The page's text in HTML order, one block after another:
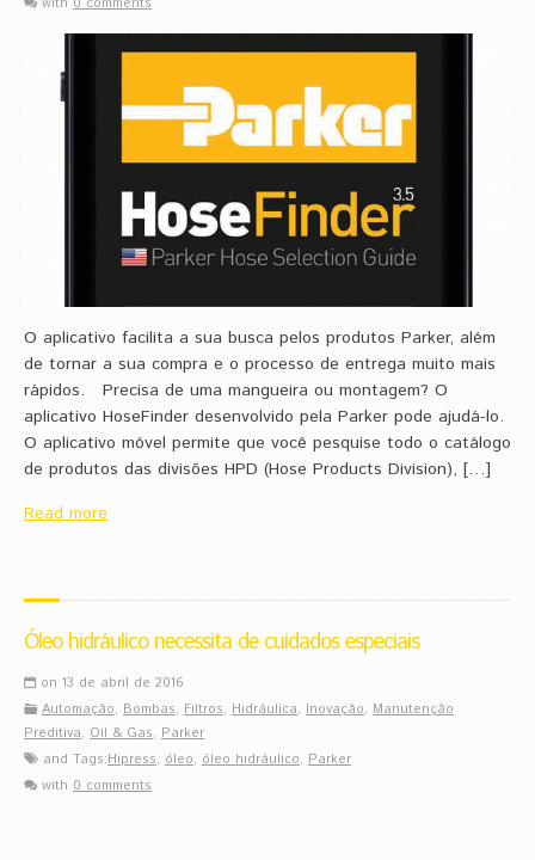
O aplicativo facilita a sua busca pelos produtos Parker, além
de tornar a sua compra e o processo de entrega muito mais
rápidos. Precisa de uma mangueira ou montagem? O
aplicativo HoseFinder desenvolvido pela Parker pode ajudá-lo.
O aplicativo móvel permite que você pesquise todo o catálogo
de produtos das divisões HPD (Hose Products Division), […]
Read more
Óleo hidráulico necessita de cuidados especiais
on 13 de abril de 2016
Automação, Bombas, Filtros, Hidráulica, Inovação, Manutenção
Preditiva, Oil & Gas, Parker
and Tags:Hipress, óleo, óleo hidráulico, Parker
with 0 comments